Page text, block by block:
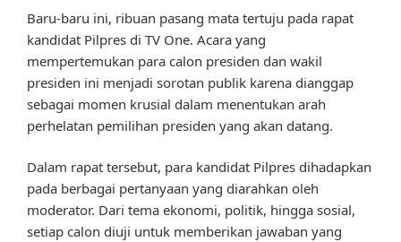
Baru-baru ini, ribuan pasang mata tertuju pada rapat
kandidat Pilpres di TV One. Acara yang
mempertemukan para calon presiden dan wakil
presiden ini menjadi sorotan publik karena dianggap
sebagai momen krusial dalam menentukan arah
perhelatan pemilihan presiden yang akan datang.
Dalam rapat tersebut, para kandidat Pilpres dihadapkan
pada berbagai pertanyaan yang diarahkan oleh
moderator. Dari tema ekonomi, politik, hingga sosial,
setiap calon diuji untuk memberikan jawaban yang